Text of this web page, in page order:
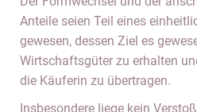
Anteile seien Teil eines
gewesen, dessen Ziel es
Wirtschaftsgüter zu erhalten
die Käuferin zu übertragen.
Insbesondere liege kein